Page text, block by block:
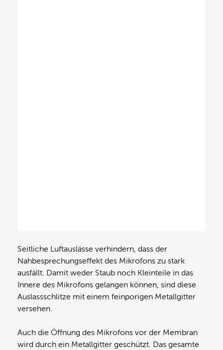
Seitliche Luftauslässe verhindern, dass der
Nahbesprechungseffekt des Mikrofons zu stark
ausfällt. Damit weder Staub noch Kleinteile in das
Innere des Mikrofons gelangen können, sind diese
Auslassschlitze mit einem feinporigen Metallgitter
versehen.
Auch die Öffnung des Mikrofons vor der Membran
wird durch ein Metallgitter geschützt. Das gesamte